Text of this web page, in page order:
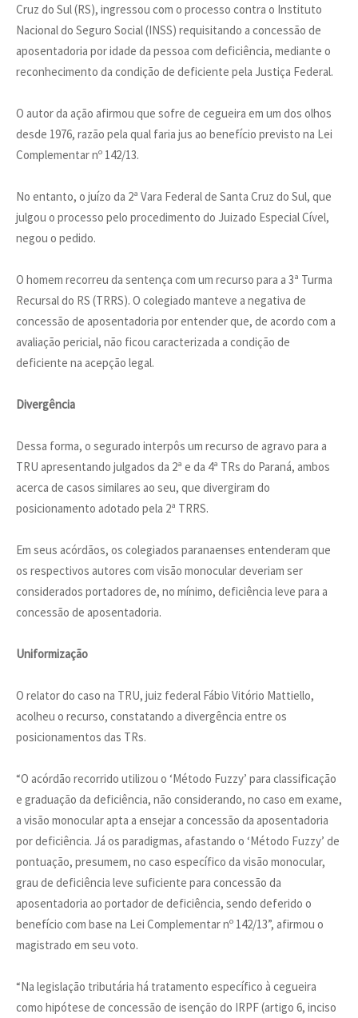
Cruz do Sul (RS), ingressou com o processo contra o Instituto
Nacional do Seguro Social (INSS) requisitando a concessão de
aposentadoria por idade da pessoa com deficiência, mediante o
reconhecimento da condição de deficiente pela Justiça Federal.
O autor da ação afirmou que sofre de cegueira em um dos olhos
desde 1976, razão pela qual faria jus ao benefício previsto na Lei
Complementar nº 142/13.
No entanto, o juízo da 2ª Vara Federal de Santa Cruz do Sul, que
julgou o processo pelo procedimento do Juizado Especial Cível,
negou o pedido.
O homem recorreu da sentença com um recurso para a 3ª Turma
Recursal do RS (TRRS). O colegiado manteve a negativa de
concessão de aposentadoria por entender que, de acordo com a
avaliação pericial, não ficou caracterizada a condição de
deficiente na acepção legal.
Divergência
Dessa forma, o segurado interpôs um recurso de agravo para a
TRU apresentando julgados da 2ª e da 4ª TRs do Paraná, ambos
acerca de casos similares ao seu, que divergiram do
posicionamento adotado pela 2ª TRRS.
Em seus acórdãos, os colegiados paranaenses entenderam que
os respectivos autores com visão monocular deveriam ser
considerados portadores de, no mínimo, deficiência leve para a
concessão de aposentadoria.
Uniformização
O relator do caso na TRU, juiz federal Fábio Vitório Mattiello,
acolheu o recurso, constatando a divergência entre os
posicionamentos das TRs.
“O acórdão recorrido utilizou o ‘Método Fuzzy’ para classificação
e graduação da deficiência, não considerando, no caso em exame,
a visão monocular apta a ensejar a concessão da aposentadoria
por deficiência. Já os paradigmas, afastando o ‘Método Fuzzy’ de
pontuação, presumem, no caso específico da visão monocular,
grau de deficiência leve suficiente para concessão da
aposentadoria ao portador de deficiência, sendo deferido o
benefício com base na Lei Complementar nº 142/13”, afirmou o
magistrado em seu voto.
“Na legislação tributária há tratamento específico à cegueira
como hipótese de concessão de isenção do IRPF (artigo 6, inciso